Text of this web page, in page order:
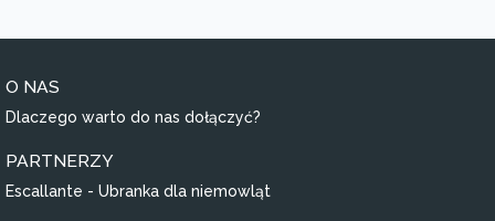
O NAS
Dlaczego warto do nas dołączyć?
PARTNERZY
Escallante - Ubranka dla niemowląt